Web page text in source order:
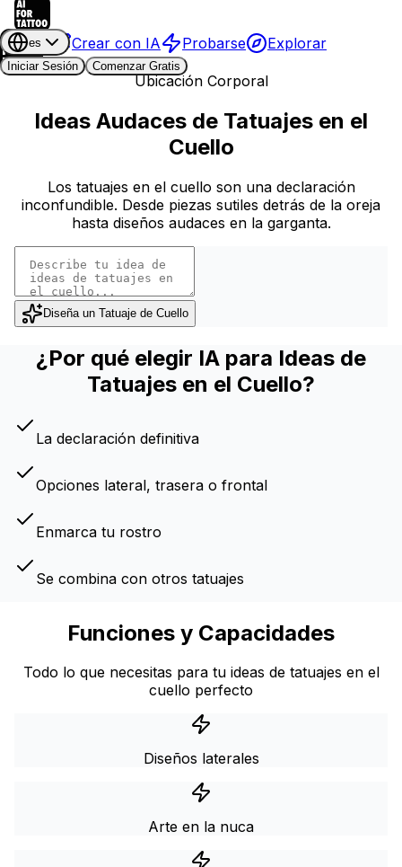
Crear con IA Probarse Explorar
es
Iniciar Sesión
Comenzar Gratis
Ubicación Corporal
Ideas Audaces de Tatuajes en el
Cuello
Los tatuajes en el cuello son una declaración
inconfundible. Desde piezas sutiles detrás de la oreja
hasta diseños audaces en la garganta.
Diseña un Tatuaje de Cuello
¿Por qué elegir IA para Ideas de
Tatuajes en el Cuello?
La declaración definitiva
Opciones lateral, trasera o frontal
Enmarca tu rostro
Se combina con otros tatuajes
Funciones y Capacidades
Todo lo que necesitas para tu ideas de tatuajes en el
cuello perfecto
Diseños laterales
Arte en la nuca